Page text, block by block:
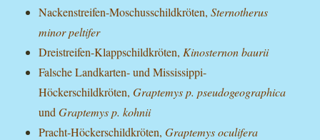
Nackenstreifen-Moschusschildkröten,Sternotherus
minor peltifer
Dreistreifen-Klappschildkröten, Kinosternon baurii
Falsche Landkarten- und Mississippi-
Höckerschildkröten,Graptemys p. pseudogeographica
undGraptemys p. kohnii
Pracht-Höckerschildkröten,Graptemys oculifera